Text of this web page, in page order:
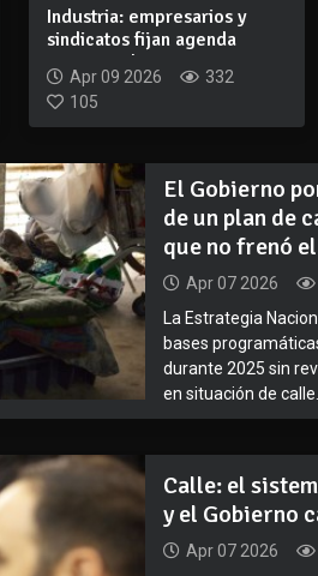
Industria: empresarios y
sindicatos fijan agenda
propia y el...
Apr 09 2026
332
105
El Gobierno
de un plan de
que no frenó
Apr 07 2026
La Estrategia
bases
durante 2025 sin
en situación de calle.
Calle: el
y el Gobierno
Apr 07 2026